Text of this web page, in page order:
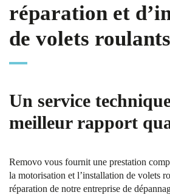
réparation et
de volets
Un service
meilleur rapport
Removo vous fournit une prestation
la motorisation et l’installation de volets
réparation de notre entreprise de